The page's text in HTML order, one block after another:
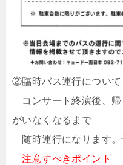
②臨時バス運行について
コンサート終演後、帰
がいなくなるまで
随時運行になります。
注意すべきポイント